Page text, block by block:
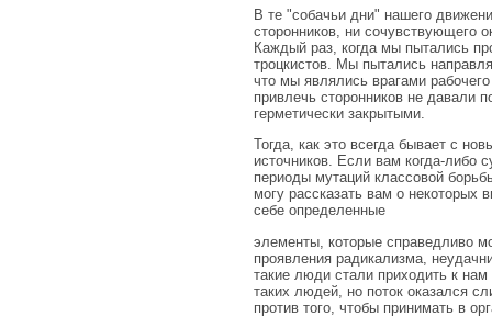
В те "собачьи дни" нашего
сторонников, ни сочувствующего
Каждый раз, когда мы пытались
троцкистов. Мы пытались
что мы являлись врагами
привлечь сторонников не давали
герметически закрытыми.
Тогда, как это всегда бывает с
источников. Если вам когда-либо
периоды мутаций классовой
могу рассказать вам о некоторых
себе определенные
элементы, которые справедливо
проявления радикализма,
такие люди стали приходить к
таких людей, но поток оказался
против того, чтобы принимать в